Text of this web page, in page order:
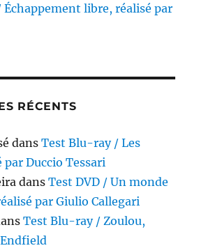
libre, réalisé par
RÉCENTS
dansTest Blu-ray / Les
Duccio Tessari
dansTest DVD / Un monde
par Giulio Callegari
Test Blu-ray / Zoulou,